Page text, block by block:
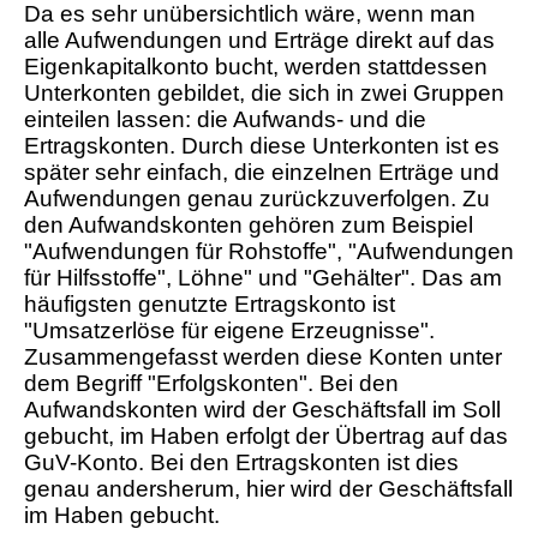
Da es sehr unübersichtlich wäre, wenn man
alle Aufwendungen und Erträge direkt auf das
Eigenkapitalkonto bucht, werden stattdessen
Unterkonten gebildet, die sich in zwei Gruppen
einteilen lassen: die Aufwands- und die
Ertragskonten. Durch diese Unterkonten ist es
später sehr einfach, die einzelnen Erträge und
Aufwendungen genau zurückzuverfolgen. Zu
den Aufwandskonten gehören zum Beispiel
"Aufwendungen für Rohstoffe", "Aufwendungen
für Hilfsstoffe", Löhne" und "Gehälter". Das am
häufigsten genutzte Ertragskonto ist
"Umsatzerlöse für eigene Erzeugnisse".
Zusammengefasst werden diese Konten unter
dem Begriff "Erfolgskonten". Bei den
Aufwandskonten wird der Geschäftsfall im Soll
gebucht, im Haben erfolgt der Übertrag auf das
GuV-Konto. Bei den Ertragskonten ist dies
genau andersherum, hier wird der Geschäftsfall
im Haben gebucht.